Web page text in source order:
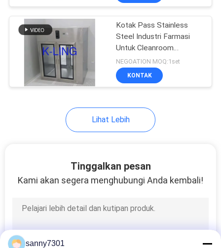
Kotak Filter HEPA
HEPA Filter udara
Kotak Pass Stainless
Steel Industri Farmasi
Untuk Cleanroom
Kecepatan Udara 0.45m
/ s
NEGOATION MOQ:1set
KONTAK
Lihat Lebih
Tinggalkan pesan
Kami akan segera menghubungi Anda kembali!
sanny7301